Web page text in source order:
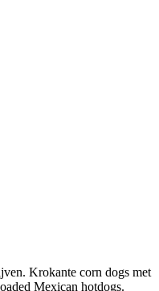
Krokante corn dogs met
Mexican hotdogs.